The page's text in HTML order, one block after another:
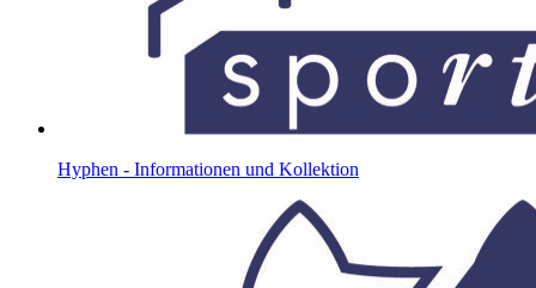
Hyphen - Informationen und Kollektion